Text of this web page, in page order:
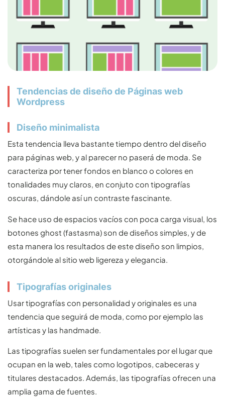
Tendencias de diseño de Páginas web
Wordpress
Diseño minimalista
Esta tendencia lleva bastante tiempo dentro del diseño
para páginas web, y al parecer no paserá de moda. Se
caracteriza por tener fondos en blanco o colores en
tonalidades muy claros, en conjuto con tipografías
oscuras, dándole así un contraste fascinante.
Se hace uso de espacios vacíos con poca carga visual, los
botones ghost (fastasma) son de diseños simples, y de
esta manera los resultados de este diseño son limpios,
otorgándole al sitio web ligereza y elegancia.
Tipografías originales
Usar tipografías con personalidad y originales es una
tendencia que seguirá de moda, como por ejemplo las
artísticas y las handmade.
Las tipografías suelen ser fundamentales por el lugar que
ocupan en la web, tales como logotipos, cabeceras y
titulares destacados. Además, las tipografías ofrecen una
amplia gama de fuentes.